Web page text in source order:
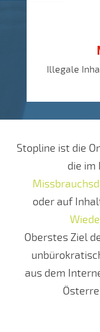
Illegale
Stopline ist die
die im
oder auf
Oberstes Ziel
aus dem